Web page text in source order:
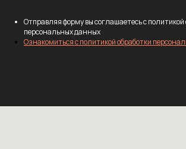
Отправляя форму вы соглашаетесь с политикой
персональных данных
Ознакомиться с политикой обработки